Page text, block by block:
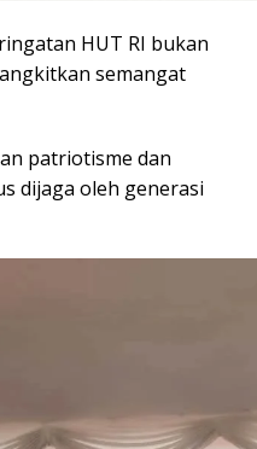
HUT RI bukan
semangat
patriotisme dan
dijaga oleh generasi